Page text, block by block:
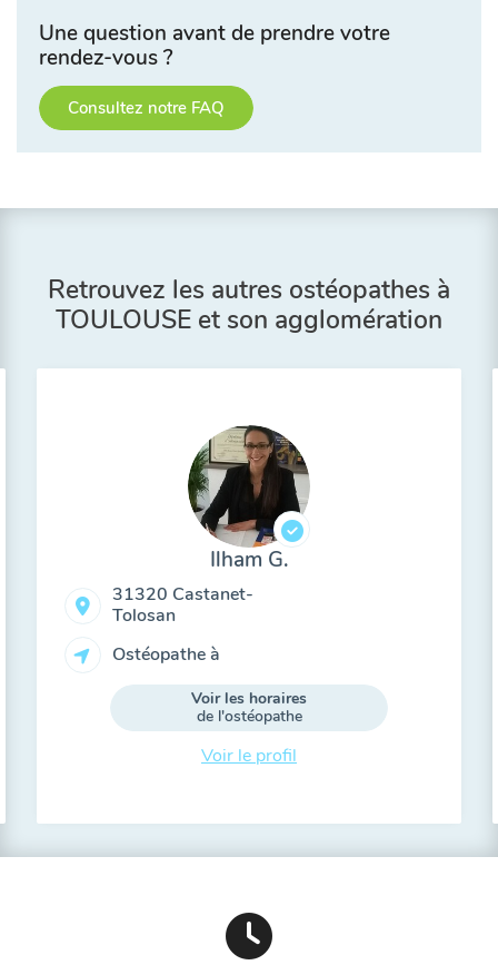
Une question avant de prendre votre
rendez-vous ?
Consultez notre FAQ
Retrouvez les autres ostéopathes à
TOULOUSE et son agglomération
Ilham G.
31320 Castanet-
Tolosan
Ostéopathe à
Voir les horaires
de l'ostéopathe
Voir le profil